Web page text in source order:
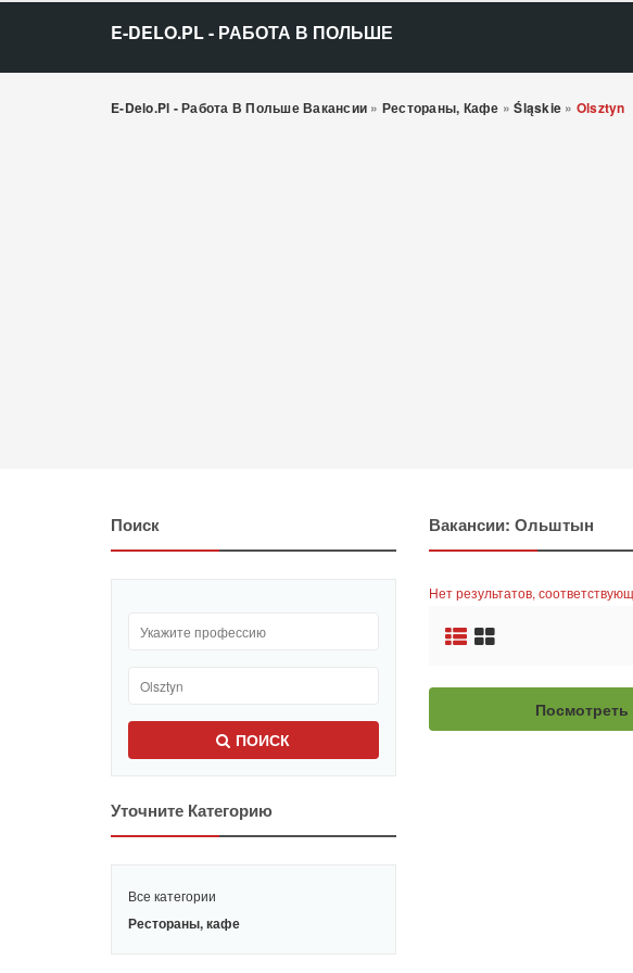
E-DELO.PL - РАБОТА В ПОЛЬШЕ
E-Delo.pl - Работа В Польше Вакансии » Рестораны, Кафе »Śląskie » Olsztyn
Поиск
ПОИСК
Уточните Категорию
Все категории
Рестораны, кафе
Вакансии: Ольштын
Hет результатов,